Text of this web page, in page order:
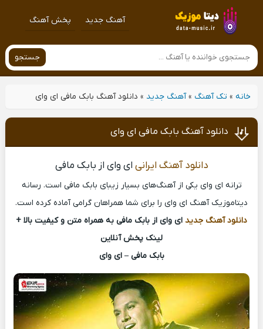
آهنگ جدید پخش آهنگ
جستجو
خانه» تک آهنگ »آهنگ جدید » دانلود آهنگ بابک مافی ای وای
دانلود آهنگ بابک مافی ای وای
دانلود آهنگ ایرانی ای وای از بابک مافی
ترانه ای وای یکی از آهنگ‌های بسیار زیبای بابک مافی است. رسانه
دیتاموزیک آهنگ ای وای را برای شما همراهان گرامی آماده کرده است.
دانلود آهنگ جدید ای وای از بابک مافی به همراه متن و کیفیت بالا +
لینک پخش آنلاین
بابک مافی – ای وای